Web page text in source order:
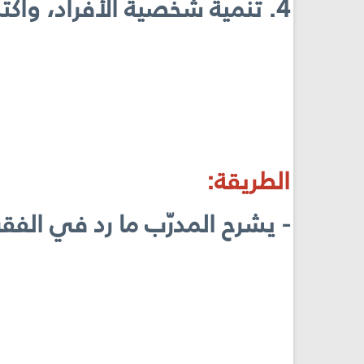
4. تنمية شخصية الأفراد، واكتشاف مواهبهم من خلال منحهم حرية القيام بأعمال ريادية وإبداعية.
الطريقة:
- يشرح المدرّب ما رد في